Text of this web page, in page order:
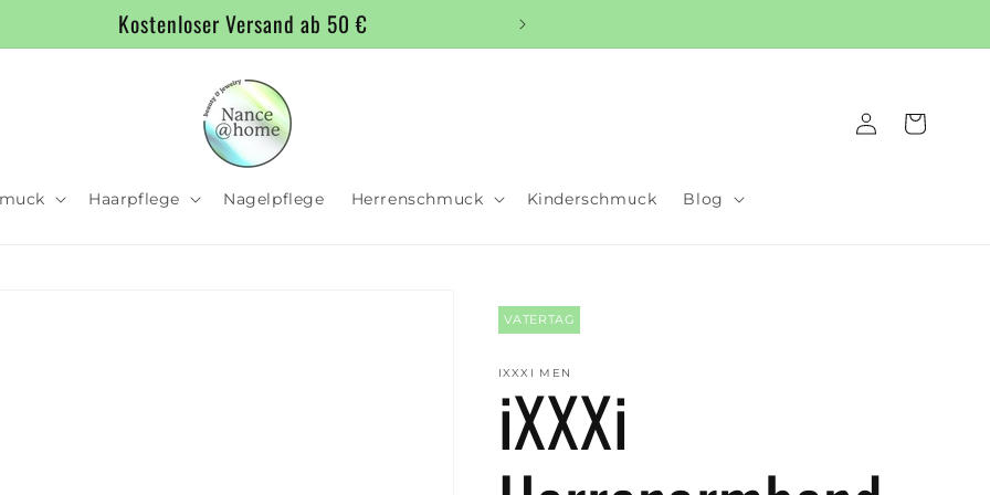
Bewertet mit ⭐️⭐️⭐️⭐️⭐️!
Haarpflege Nagelpflege Herrenschmuck Kinderschmuck Blog
Einloggen
Warenkorb
VATERTAG
IXXXI MEN
iXXXi